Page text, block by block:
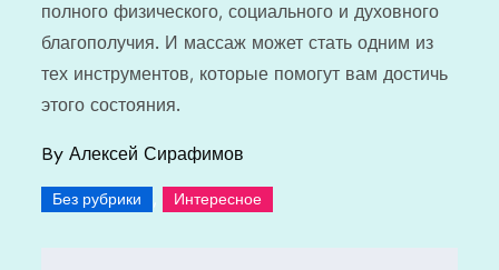
полного физического, социального и духовного
благополучия. И массаж может стать одним из
тех инструментов, которые помогут вам достичь
этого состояния.
ByАлексей Сирафимов
Без рубрики , Интересное